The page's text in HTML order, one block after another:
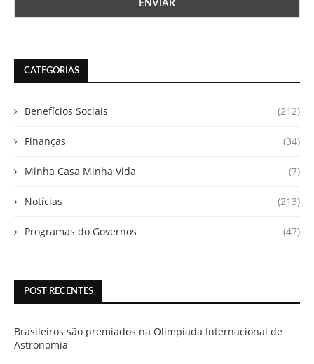
CATEGORIAS
Benefícios Sociais (212)
Finanças (34)
Minha Casa Minha Vida (7)
Notícias (213)
Programas do Governos (47)
POST RECENTES
Brasileiros são premiados na Olimpíada Internacional de
Astronomia